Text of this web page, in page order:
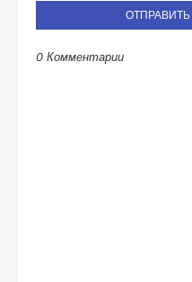
0 Комментарии